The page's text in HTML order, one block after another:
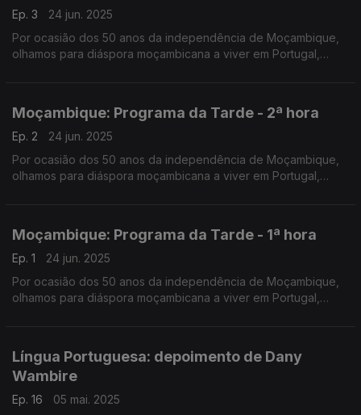
Ep. 3
24 jun. 2025
Por ocasião dos 50 anos da independência de Moçambique,
olhamos para diáspora moçambicana a viver em Portugal,
Moçambique: Programa da Tarde - 2ª hora
Ep. 2
24 jun. 2025
Por ocasião dos 50 anos da independência de Moçambique,
olhamos para diáspora moçambicana a viver em Portugal,
Moçambique: Programa da Tarde - 1ª hora
Ep. 1
24 jun. 2025
Por ocasião dos 50 anos da independência de Moçambique,
olhamos para diáspora moçambicana a viver em Portugal,
Língua Portuguesa: depoimento de Dany
Wambire
Ep. 16 05 mai. 2025